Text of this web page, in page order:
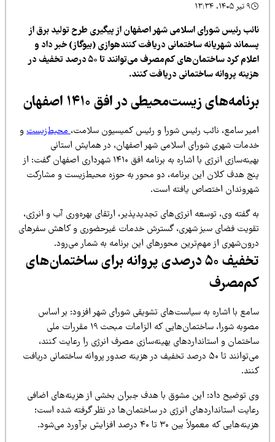
رئیس شورای اسلامی شهر اصفهان از پیگیری طرح تولید برق از
شهریانه ساختمانی دریافت کنند‌هوازی (بیوگاز) خبر داد و
اعلام کرد ساختمان‌های کم‌مصرف می‌توانند تا ۵۰ درصد تخفیف در
پروانه ساختمانی دریافت کنند.
زیست‌محیطی در افق ۱۴۱۰ اصفهان
سامع، نائب رئیس شورا و رئیس کمیسیون سلامت،محیط‌زیستو
شهری شورای اسلامی شهر اصفهان، در همایش استانی
بهینه‌سازی انرژی با اشاره به برنامه افق ۱۴۱۰ شهرداری اصفهان گفت: از
هدف کلان این برنامه، دو محور به حوزه محیط‌زیست و مشارکت
اختصاص یافته است.
گفته وی، توسعه انرژی‌های تجدیدپذیر، ارتقای بهره‌وری آب و انرژی،
فضای سبز شهری، گسترش خدمات غیرحضوری و کاهش سفرهای
از مهم‌ترین محورهای این برنامه به شمار می‌رود.
تخفیف ۵۰ درصدی پروانه برای ساختمان‌های
با اشاره به سیاست‌های تشویقی شورای شهر افزود: بر اساس
مصوبه شورا، ساختمان‌هایی که الزامات مبحث ۱۹ مقررات ملی
و استانداردهای بهینه‌سازی مصرف انرژی را رعایت کنند،
می‌توانند تا ۵۰ درصد تخفیف در هزینه صدور پروانه ساختمانی دریافت
توضیح داد: این مشوق با هدف جبران بخشی از هزینه‌های اضافی
استانداردهای انرژی در ساختمان‌ها در نظر گرفته شده است؛
که معمولاً بین ۳۰ تا ۴۰ درصد افزایش برآورد می‌شود.